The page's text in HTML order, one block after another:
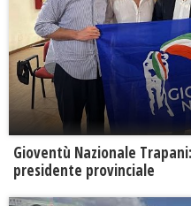
Gioventù Nazionale
presidente provinciale